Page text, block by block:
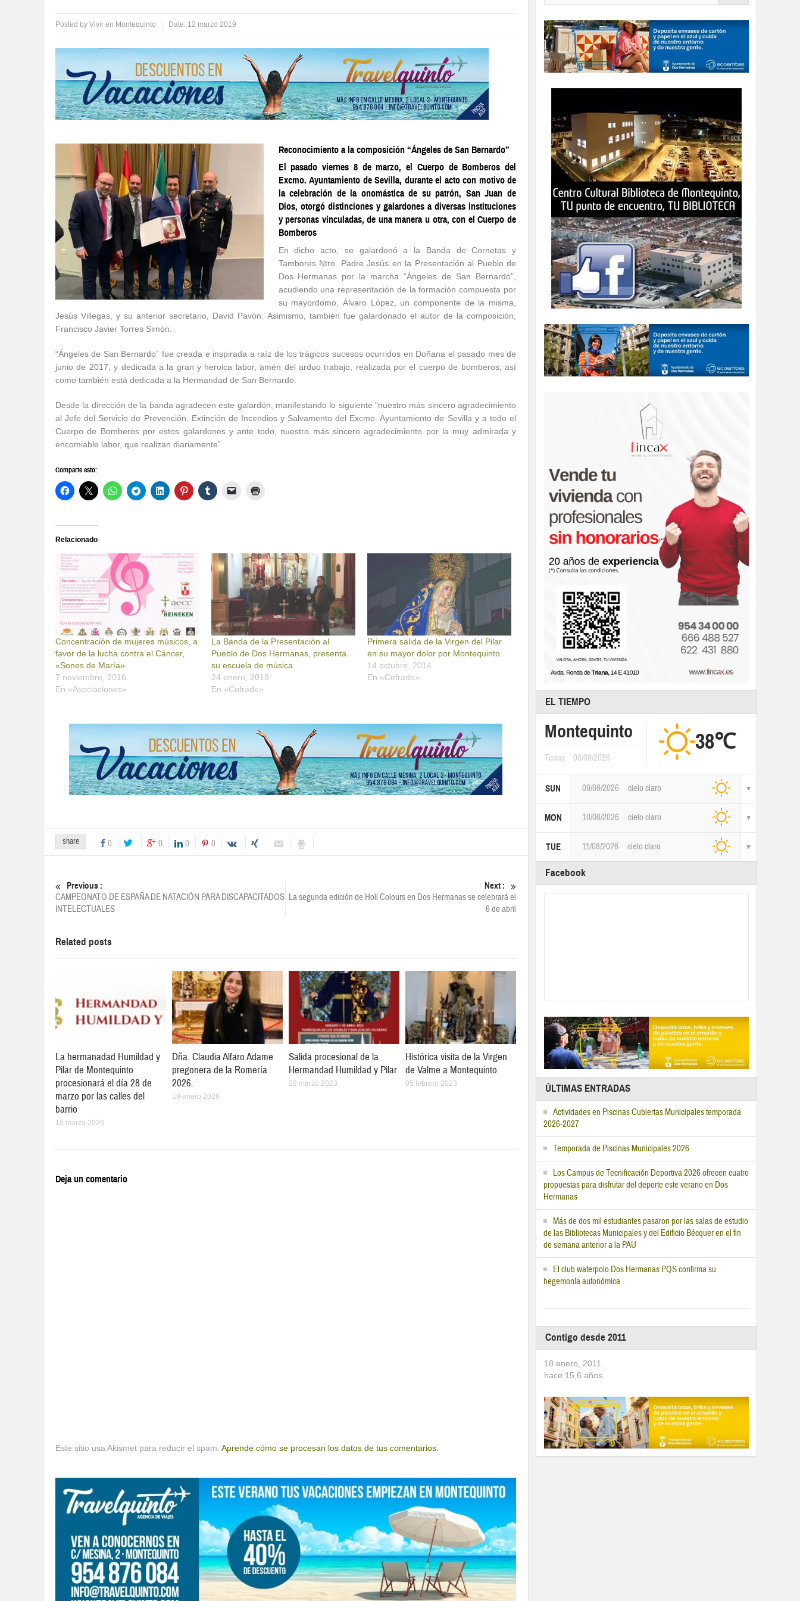
Posted by Vivir en Montequinto Date: 12 marzo 2019
Reconocimiento a la composición “Ángeles de San Bernardo”
El pasado viernes 8 de marzo, el Cuerpo de Bomberos del
Excmo. Ayuntamiento de Sevilla, durante el acto con motivo de
la celebración de la onomástica de su patrón, San Juan de
Dios, otorgó distinciones y galardones a diversas instituciones
y personas vinculadas, de una manera u otra, con el Cuerpo de
Bomberos
En dicho acto, se galardonó a la Banda de Cornetas y
Tambores Ntro. Padre Jesús en la Presentación al Pueblo de
Dos Hermanas por la marcha “Ángeles de San Bernardo”,
acudiendo una representación de la formación compuesta por
su mayordomo, Álvaro López, un componente de la misma,
Jesús Villegas, y su anterior secretario, David Pavón. Asimismo, también fue galardonado el autor de la composición,
Francisco Javier Torres Simón.
“Ángeles de San Bernardo” fue creada e inspirada a raíz de los trágicos sucesos ocurridos en Doñana el pasado mes de
junio de 2017, y dedicada a la gran y heroica labor, amén del arduo trabajo, realizada por el cuerpo de bomberos, así
como también está dedicada a la Hermandad de San Bernardo.
Desde la dirección de la banda agradecen este galardón, manifestando lo siguiente “nuestro más sincero agradecimiento
al Jefe del Servicio de Prevención, Extinción de Incendios y Salvamento del Excmo. Ayuntamiento de Sevilla y a todo el
Cuerpo de Bomberos por estos galardones y ante todo, nuestro más sincero agradecimiento por la muy admirada y
encomiable labor, que realizan diariamente”.
Comparte esto:
Relacionado
Concentración de mujeres músicos, a
favor de la lucha contra el Cáncer,
«Sones de María»
7 noviembre, 2016
En «Asociaciones»
La Banda de la Presentación al
Pueblo de Dos Hermanas, presenta
su escuela de música
24 enero, 2018
En «Cofrade»
Primera salida de la Virgen del Pilar
en su mayor dolor por Montequinto.
14 octubre, 2014
En «Cofrade»
share 0 0 0 0
Previous :
CAMPEONATO DE ESPAÑA DE NATACIÓN PARA DISCAPACITADOS
INTELECTUALES
Next :
La segunda edición de Holi Colours en Dos Hermanas se celebrará el
6 de abril
Related posts
La hermanadad Humildad y
Pilar de Montequinto
procesionará el día 28 de
marzo por las calles del
barrio
16 marzo 2026
Dña. Claudia Alfaro Adame
pregonera de la Romería
2026.
19 enero 2026
Salida procesional de la
Hermandad Humildad y Pilar
28 marzo 2023
Histórica visita de la Virgen
de Valme a Montequinto
05 febrero 2023
Deja un comentario
Este sitio usa Akismet para reducir el spam. Aprende cómo se procesan los datos de tus comentarios.
EL TIEMPO
Montequinto
Today 08/08/2026
38℃
SUN 09/08/2026 cielo claro
MON 10/08/2026 cielo claro
TUE 11/08/2026 cielo claro
Facebook
ÚLTIMAS ENTRADAS
Actividades en Piscinas Cubiertas Municipales temporada
2026-2027
Temporada de Piscinas Municipales 2026
Los Campus de Tecnificación Deportiva 2026 ofrecen cuatro
propuestas para disfrutar del deporte este verano en Dos
Hermanas
Más de dos mil estudiantes pasaron por las salas de estudio
de las Bibliotecas Municipales y del Edificio Bécquer en el fin
de semana anterior a la PAU
El club waterpolo Dos Hermanas PQS confirma su
hegemonía autonómica
Contigo desde 2011
18 enero, 2011
hace 15,6 años.